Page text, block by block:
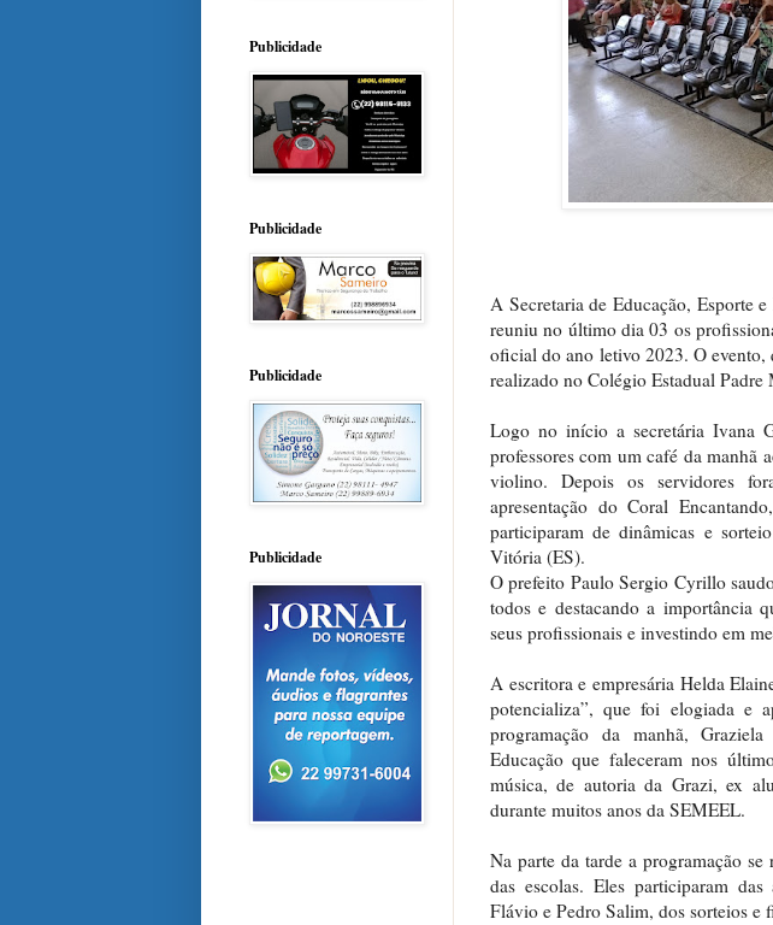
A Secretaria de Educação, Esporte
reuniu no último dia 03 os
oficial do ano letivo 2023. O evento,
realizado no Colégio Estadual Padre
Logo no início a secretária Ivana
professores com um café da manhã
violino. Depois os servidores
apresentação do Coral
participaram de dinâmicas e
Vitória (ES).
O prefeito Paulo Sergio Cyrillo
todos e destacando a importância
seus profissionais e investindo em
A escritora e empresária Helda
potencializa”, que foi elogiada e
programação da manhã,
Educação que faleceram nos
música, de autoria da Grazi, ex
durante muitos anos da SEMEEL.
Na parte da tarde a programação
das escolas. Eles participaram
Flávio e Pedro Salim, dos sorteios e
Publicidade
Publicidade
Publicidade
Publicidade